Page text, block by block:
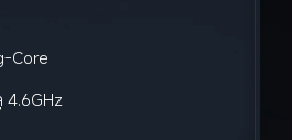
Core
4.6GHz